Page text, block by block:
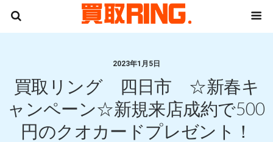
2023年1月5日
買取リング 四日市 ☆新春キ
ャンペーン☆新規来店成約で500
円のクオカードプレゼント！